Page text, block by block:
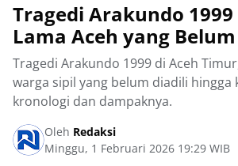
Tragedi Arakundo
Lama Aceh yang
Tragedi Arakundo 1999 di Aceh
warga sipil yang belum diadili hingga
kronologi dan dampaknya.
Oleh Redaksi
Minggu, 1 Februari 2026 19:29 WIB